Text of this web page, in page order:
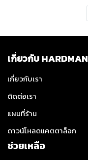
เกี่ยวกับ HARDMAN
เกี่ยวกับเรา
ติดต่อเรา
แผนที่ร้าน
ดาวน์โหลดแคตตาล็อก
ช่วยเหลือ